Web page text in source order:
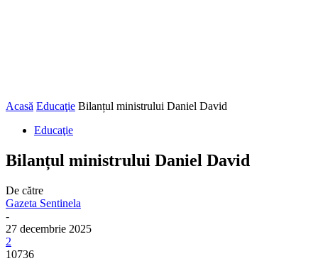
Acasă Educaţie Bilanțul ministrului Daniel David
Educaţie
Bilanțul ministrului Daniel David
De către
Gazeta Sentinela
-
27 decembrie 2025
2
10736